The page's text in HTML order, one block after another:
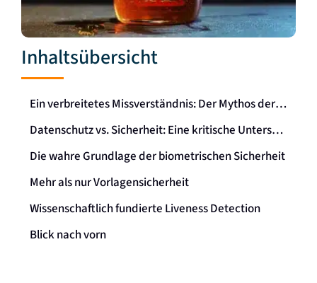
Inhaltsübersicht
Ein verbreitetes Missverständnis:Der Mythos der Gesichtsverschleierung
Datenschutz vs. Sicherheit: Eine kritische Unterscheidung
Die wahre Grundlage der biometrischen Sicherheit
Mehr als nur Vorlagensicherheit
Wissenschaftlich fundierte Liveness Detection
Blick nach vorn